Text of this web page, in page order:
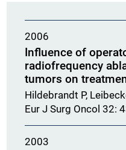
2006
Influence of
radiofrequency
tumors on
Hildebrandt P,
Eur J Surg Oncol 32:
2003